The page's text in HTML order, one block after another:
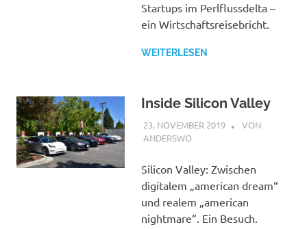
Startups im Perlflussdelta –
ein Wirtschaftsreisebricht.
WEITERLESEN
Inside Silicon Valley
23. NOVEMBER 2019 STEPHAN
VON
ANDERSWO
Silicon Valley: Zwischen
digitalem „american dream“
und realem „american
nightmare“. Ein Besuch.